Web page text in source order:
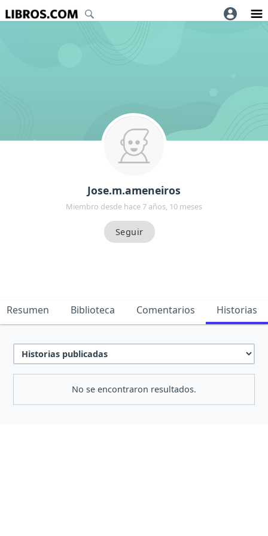
Jose.m.ameneiros
Miembro desde hace 7 años, 10 meses
Resumen Biblioteca Comentarios Historias
No se encontraron resultados.